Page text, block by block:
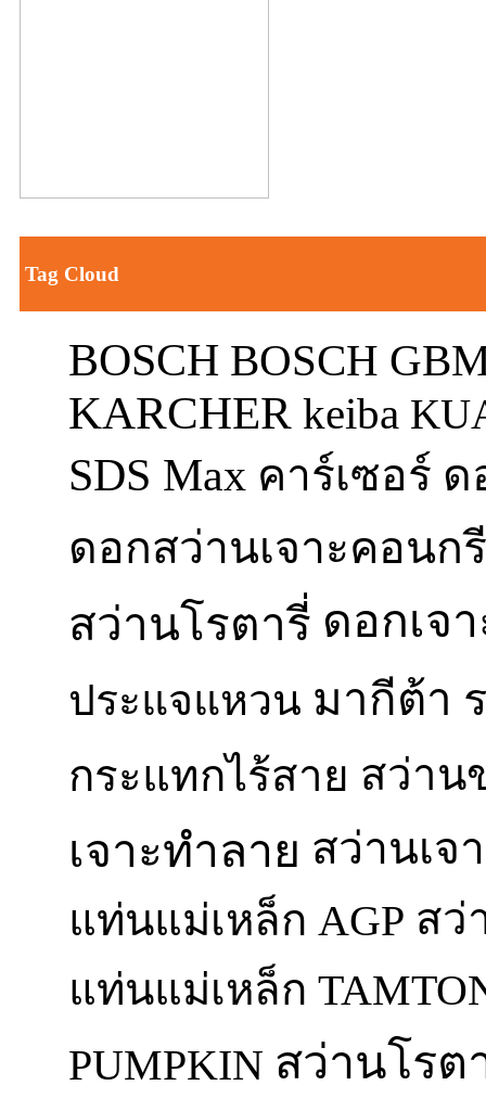
Tag Cloud
BOSCH BOSCH
KARCHER keiba
SDS Max คาร์เซอร์ ด
ดอกสว่านเจาะคอนก
สว่านโรตารี่ ดอกเจ
ประแจแหวน มากีต้า
กระแทกไร้สาย สว่าน
เจาะทำลาย สว่านเจ
แท่นแม่เหล็ก AGP สว่
แท่นแม่เหล็ก
PUMPKIN สว่านโรต